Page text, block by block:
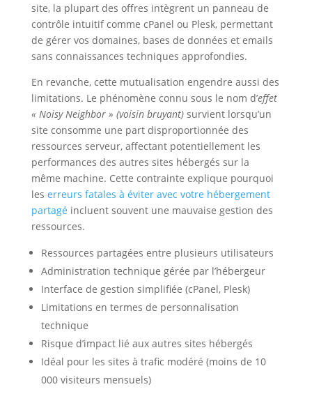
site, la plupart des offres intègrent un panneau de
contrôle intuitif comme cPanel ou Plesk, permettant
de gérer vos domaines, bases de données et emails
sans connaissances techniques approfondies.
En revanche, cette mutualisation engendre aussi des
limitations. Le phénomène connu sous le nom d’effet
« Noisy Neighbor » (voisin bruyant)survient lorsqu’un
site consomme une part disproportionnée des
ressources serveur, affectant potentiellement les
performances des autres sites hébergés sur la
même machine. Cette contrainte explique pourquoi
les erreurs fatales à éviter avec votre hébergement
partagé incluent souvent une mauvaise gestion des
ressources.
Ressources partagées entre plusieurs utilisateurs
Administration technique gérée par l’hébergeur
Interface de gestion simplifiée (cPanel, Plesk)
Limitations en termes de personnalisation
technique
Risque d’impact lié aux autres sites hébergés
Idéal pour les sites à trafic modéré (moins de 10
000 visiteurs mensuels)